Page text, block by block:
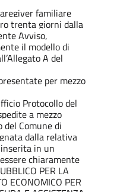
familiare
trenta giorni dalla
Avviso,
il modello di
A del
per mezzo
Protocollo del
a mezzo
del Comune di
dalla relativa
in un
chiaramente
PER LA
ECONOMICO PER